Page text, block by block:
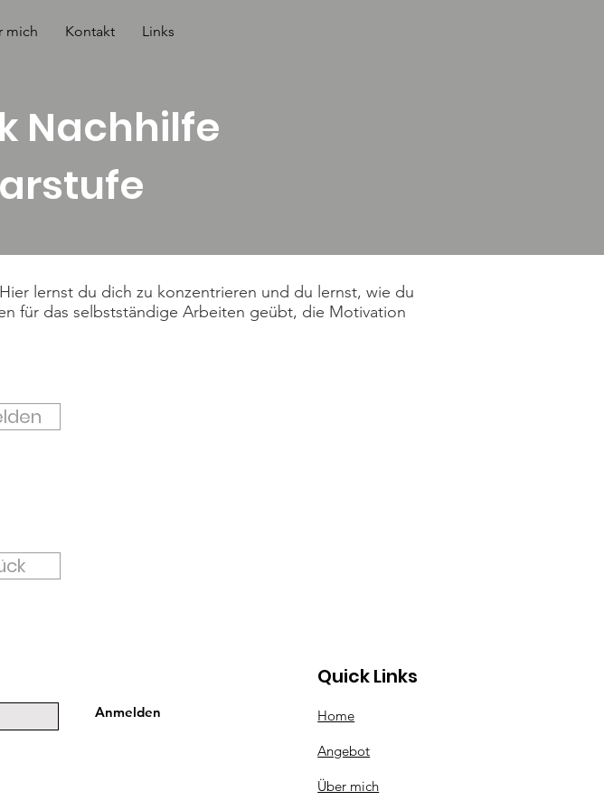
mich Kontakt Links
Nachhilfe
Hier lernst du dich zu konzentrieren und du lernst, wie du
für das selbstständige Arbeiten geübt, die Motivation
Anmelden
Quick Links
Home
Angebot
Über mich